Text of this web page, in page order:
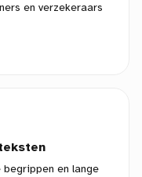
en verzekeraars
en lange